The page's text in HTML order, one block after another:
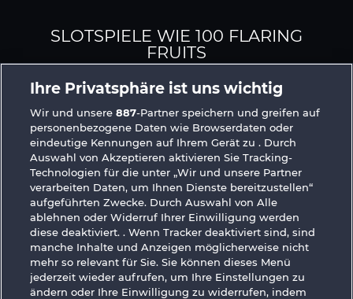
SLOTSPIELE WIE 100 FLARING
FRUITS
Fruit Mania RHFP Sticky Diamonds
Wild Rubies 40 Thieves
Ihre Privatsphäre ist uns wichtig
Wir und unsere887-Partner speichern und greifen auf
personenbezogene Daten wie Browserdaten oder
eindeutige Kennungen auf Ihrem Gerät zu . Durch
Auswahl von Akzeptieren aktivieren Sie Tracking-
Technologien für die unter „Wir und unsere Partner
verarbeiten Daten, um Ihnen Dienste bereitzustellen“
aufgeführten Zwecke. Durch Auswahl von Alle
ablehnen oder Widerruf Ihrer Einwilligung werden
diese deaktiviert. . Wenn Tracker deaktiviert sind, sind
manche Inhalte und Anzeigen möglicherweise nicht
mehr so ​​relevant für Sie. Sie können dieses Menü
jederzeit wieder aufrufen, um Ihre Einstellungen zu
ändern oder Ihre Einwilligung zu widerrufen, indem